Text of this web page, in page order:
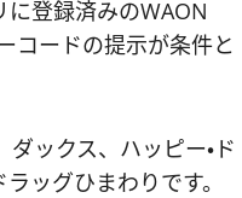
登録済みのWAON
コードの提示が条件と
ックス、ハッピー・ド
ッグひまわりです。